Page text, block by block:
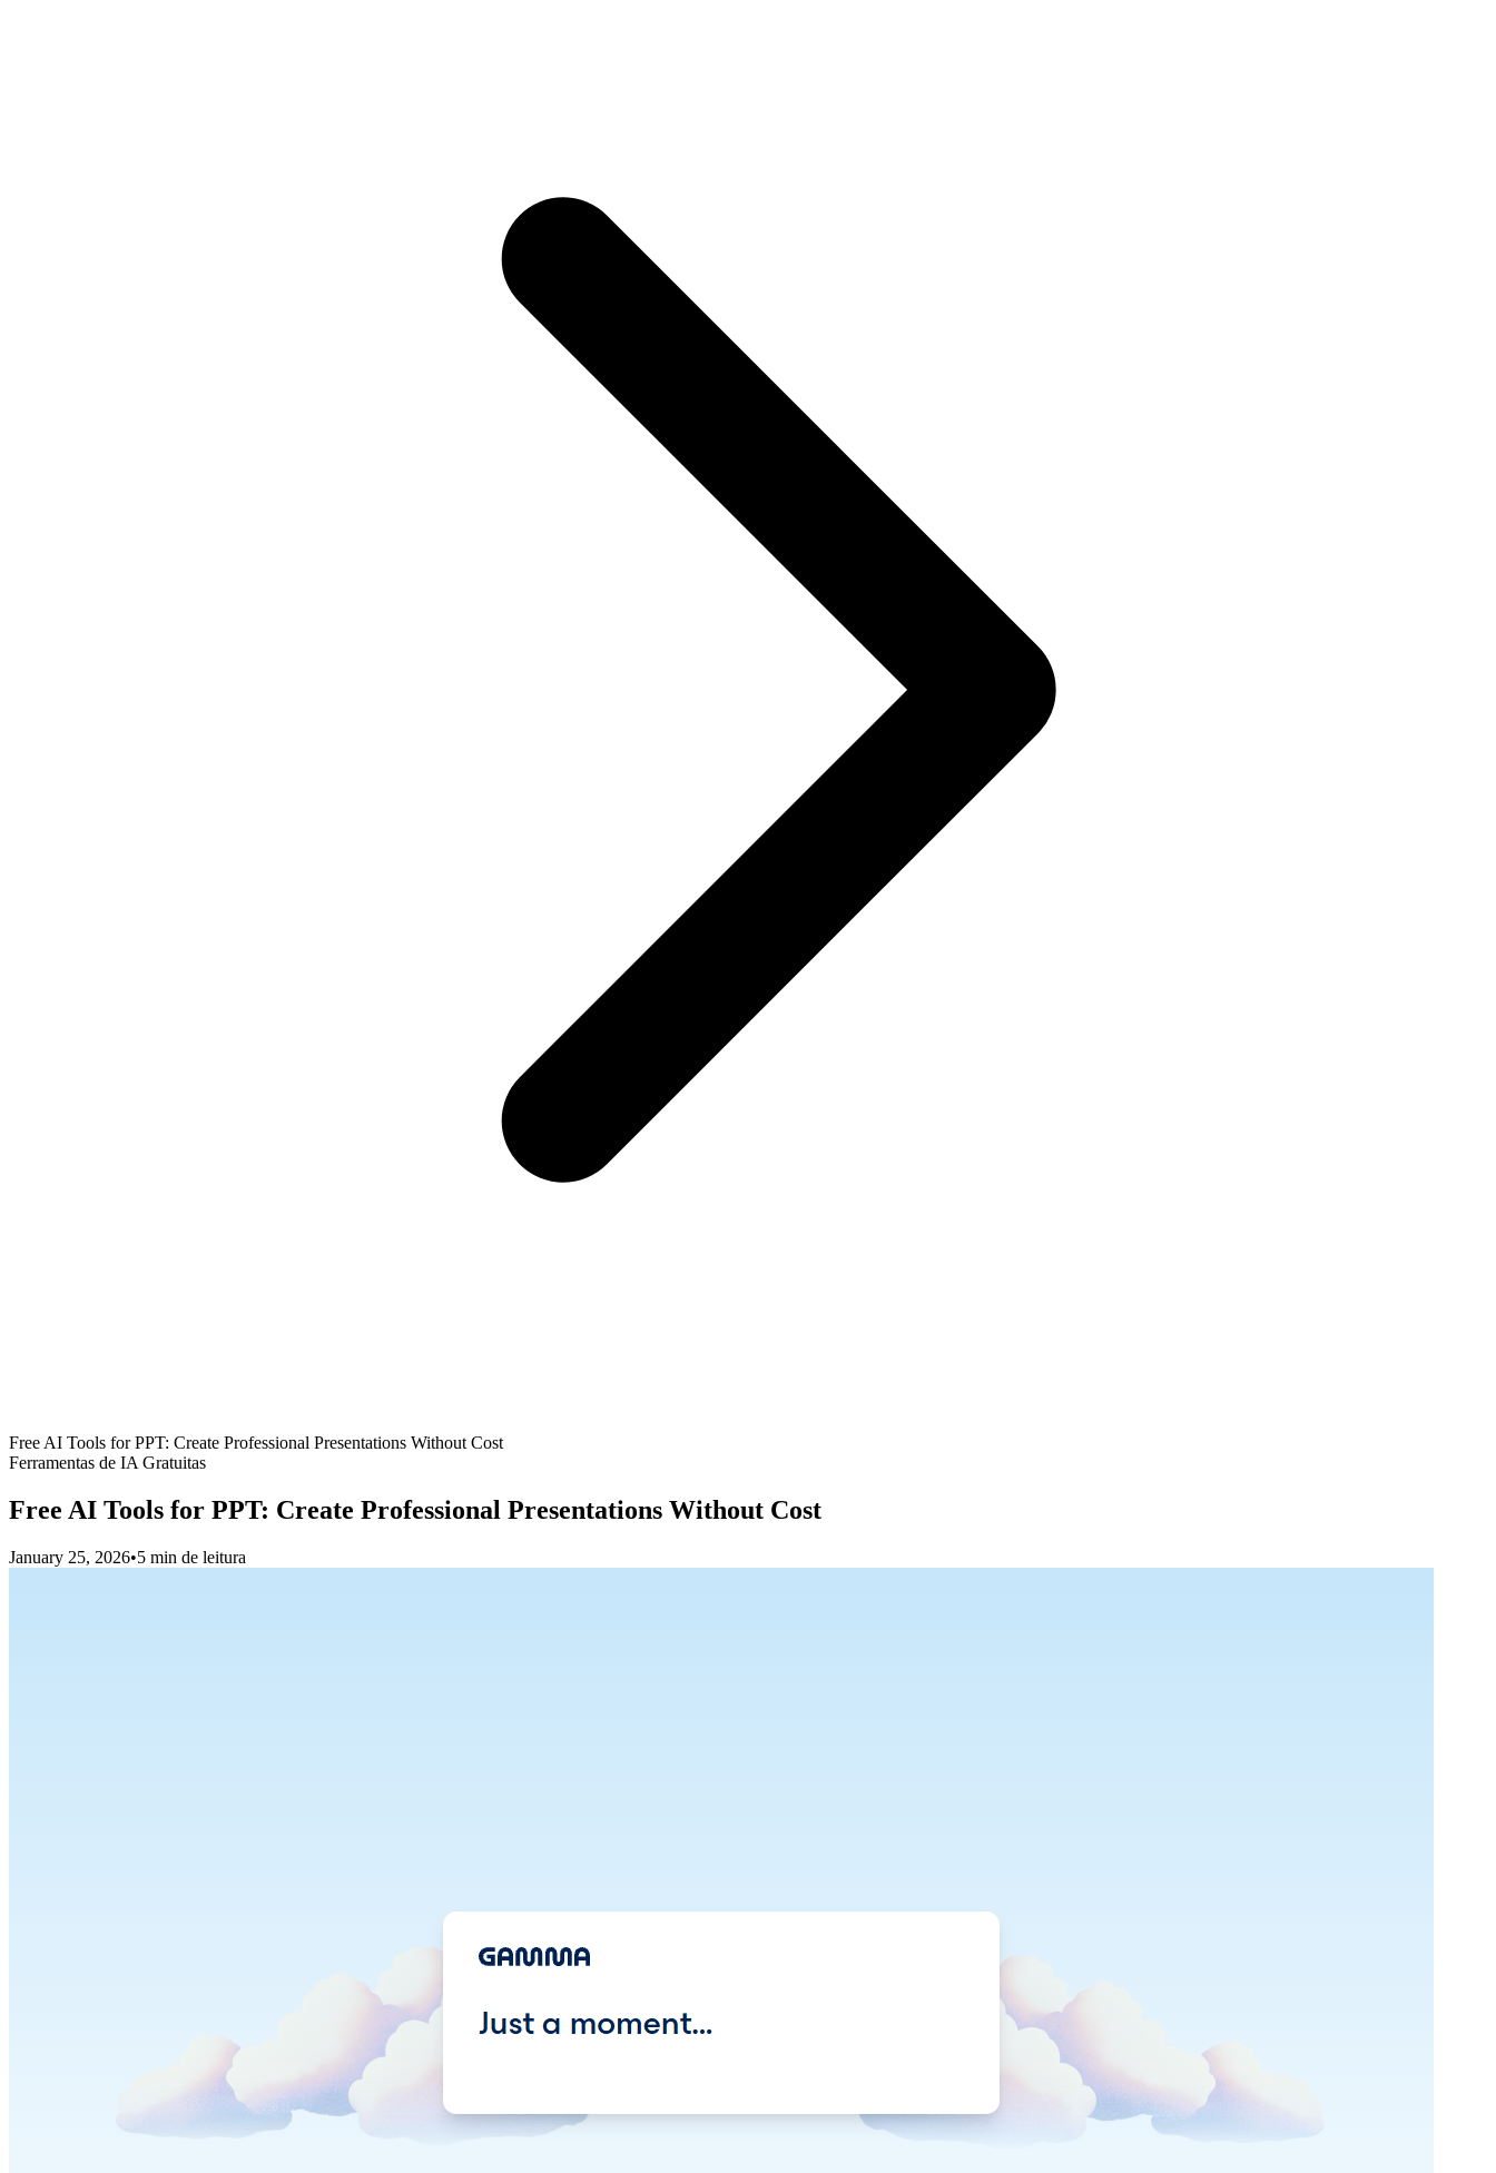
Free AI Tools for PPT: Create Professional Presentations Without Cost
Ferramentas de IA Gratuitas
Free AI Tools for PPT: Create Professional Presentations Without Cost
January 25, 2026•5 min de leitura